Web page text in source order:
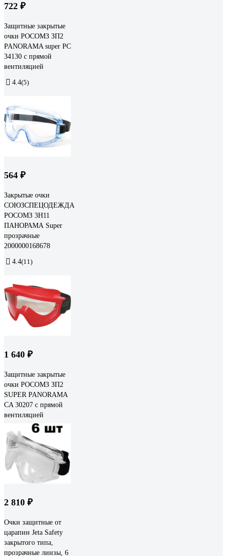
722 ₽
Защитные закрытые
очки РОСОМЗ ЗП2
PANORAMA super PC
34130 с прямой
вентиляцией
4.4(5)
564 ₽
Закрытые очки
СОЮЗСПЕЦОДЕЖДА
РОСОМЗ 3H11
ПАНОРАМА Super
прозрачные
2000000168678
4.4(11)
1 640 ₽
Защитные закрытые
очки РОСОМЗ ЗП2
SUPER PANORAMA
CA 30207 с прямой
вентиляцией
2 810 ₽
Очки защитные от
царапин Jeta Safety
закрытого типа,
прозрачные линзы, 6